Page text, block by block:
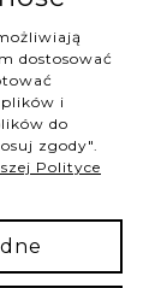
dostosować
i
do
zgody".
Polityce